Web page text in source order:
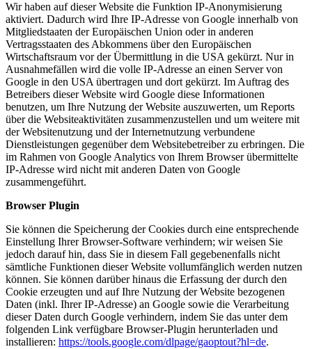
Wir haben auf dieser Website die Funktion IP-Anonymisierung
aktiviert. Dadurch wird Ihre IP-Adresse von Google innerhalb von
Mitgliedstaaten der Europäischen Union oder in anderen
Vertragsstaaten des Abkommens über den Europäischen
Wirtschaftsraum vor der Übermittlung in die USA gekürzt. Nur in
Ausnahmefällen wird die volle IP-Adresse an einen Server von
Google in den USA übertragen und dort gekürzt. Im Auftrag des
Betreibers dieser Website wird Google diese Informationen
benutzen, um Ihre Nutzung der Website auszuwerten, um Reports
über die Websiteaktivitäten zusammenzustellen und um weitere mit
der Websitenutzung und der Internetnutzung verbundene
Dienstleistungen gegenüber dem Websitebetreiber zu erbringen. Die
im Rahmen von Google Analytics von Ihrem Browser übermittelte
IP-Adresse wird nicht mit anderen Daten von Google
zusammengeführt.
Browser Plugin
Sie können die Speicherung der Cookies durch eine entsprechende
Einstellung Ihrer Browser-Software verhindern; wir weisen Sie
jedoch darauf hin, dass Sie in diesem Fall gegebenenfalls nicht
sämtliche Funktionen dieser Website vollumfänglich werden nutzen
können. Sie können darüber hinaus die Erfassung der durch den
Cookie erzeugten und auf Ihre Nutzung der Website bezogenen
Daten (inkl. Ihrer IP-Adresse) an Google sowie die Verarbeitung
dieser Daten durch Google verhindern, indem Sie das unter dem
folgenden Link verfügbare Browser-Plugin herunterladen und
installieren: https://tools.google.com/dlpage/gaoptout?hl=de.